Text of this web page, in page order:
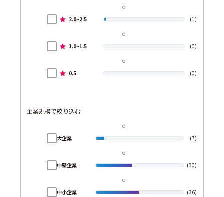
2.0~2.5 (1)
1.0~1.5 (0)
0.5 (0)
企業規模で絞り込む
大企業 (7)
中堅企業 (30)
中小企業 (36)